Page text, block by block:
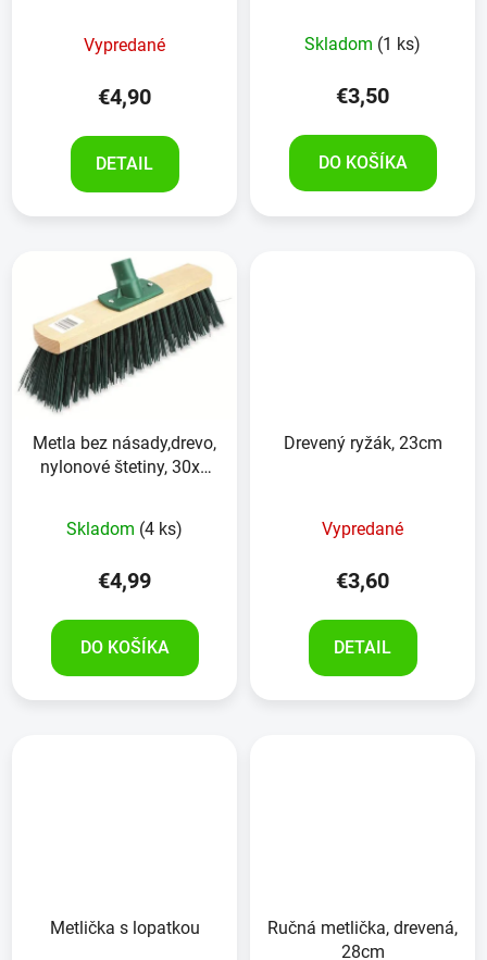
Vypredané
€4,90
DETAIL
Skladom (1 ks)
€3,50
DO KOŠÍKA
Metla bez násady,drevo,
nylonové štetiny, 30x6
Skladom (4 ks)
€4,99
DO KOŠÍKA
Drevený ryžák, 23cm
Vypredané
€3,60
DETAIL
Metlička s lopatkou
Ručná metlička, drevená,
28cm